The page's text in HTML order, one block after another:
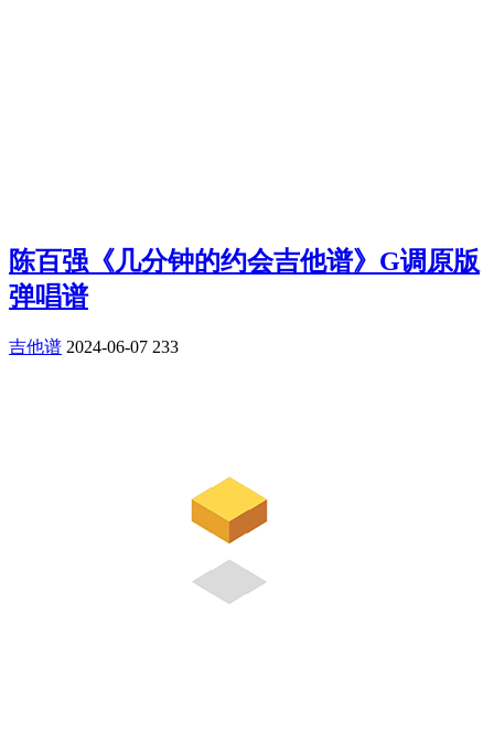
陈百强《几分钟的约会吉他谱》G调原版
弹唱谱
吉他谱 2024-06-07 233